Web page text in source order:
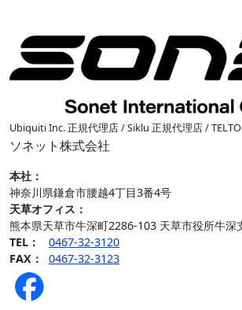
Ubiquiti Inc. 正規代理店 / Siklu 正規代理店 /
ソネット株式会社
本社：
神奈川県鎌倉市腰越4丁目3番4号
天草オフィス ：
熊本県天草市牛深町2286-103 天草市役所牛深
TEL：
0467-32-3120
FAX：
0467-32-3123